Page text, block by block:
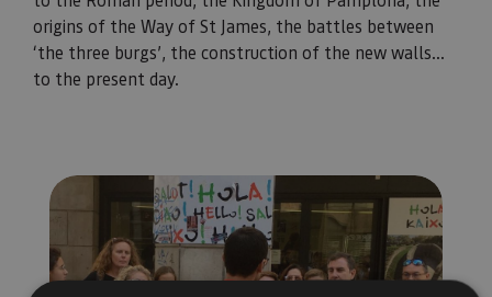
origins of the Way of St James, the battles between
‘the three burgs’, the construction of the new walls...
to the present day.